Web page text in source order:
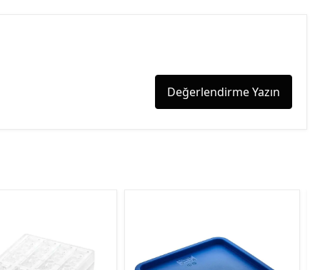
Değerlendirme Yazın